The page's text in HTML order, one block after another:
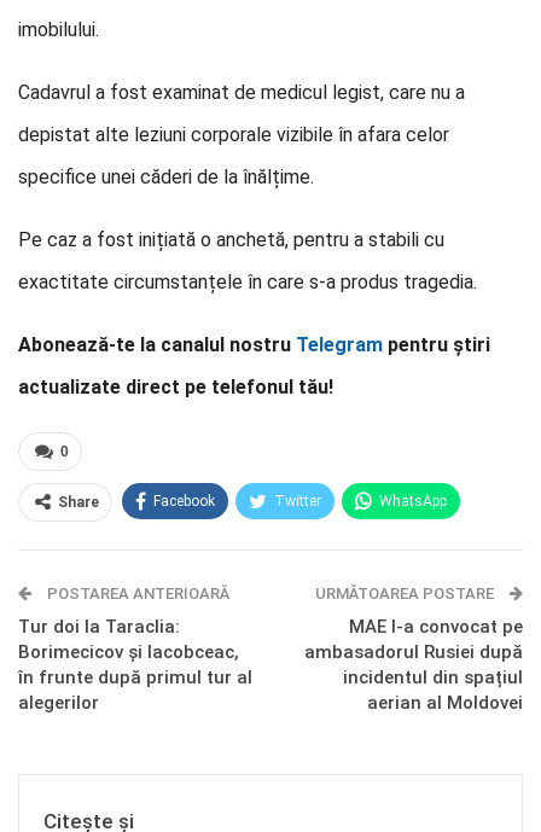
imobilului.
Cadavrul a fost examinat de medicul legist, care nu a
depistat alte leziuni corporale vizibile în afara celor
specifice unei căderi de la înălțime.
Pe caz a fost inițiată o anchetă, pentru a stabili cu
exactitate circumstanțele în care s-a produs tragedia.
Abonează-te la canalul nostru Telegram pentru știri
actualizate direct pe telefonul tău!
0
Share Facebook Twitter WhatsApp
Telegram OK.ru
POSTAREA ANTERIOARĂ
Tur doi la Taraclia:
Borimecicov și Iacobceac,
în frunte după primul tur al
alegerilor
URMĂTOAREA POSTARE
MAE l-a convocat pe
ambasadorul Rusiei după
incidentul din spațiul
aerian al Moldovei
Citește și